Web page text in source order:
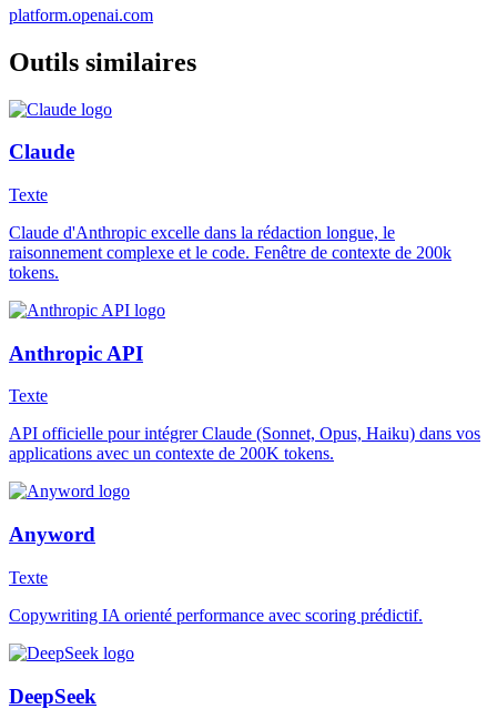
platform.openai.com
Outils similaires
Claude
Texte
Claude d'Anthropic excelle dans la rédaction longue, le
raisonnement complexe et le code. Fenêtre de contexte de 200k
tokens.
Anthropic API
Texte
API officielle pour intégrer Claude (Sonnet, Opus, Haiku) dans vos
applications avec un contexte de 200K tokens.
Anyword
Texte
Copywriting IA orienté performance avec scoring prédictif.
DeepSeek